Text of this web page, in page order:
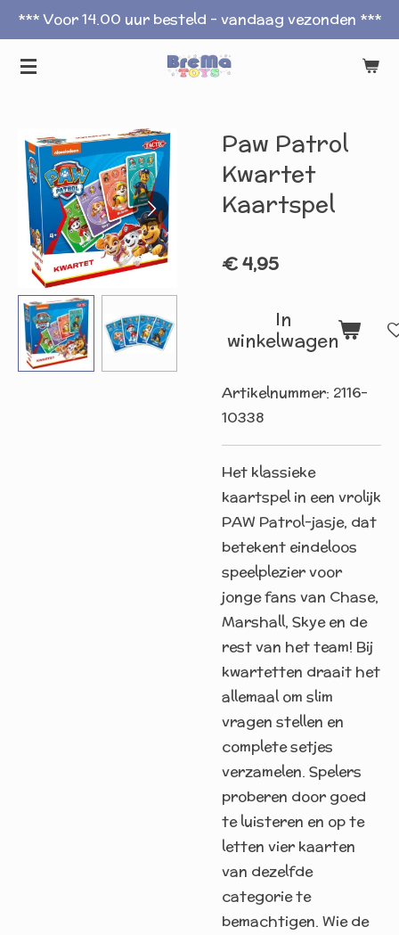
Ga
naar
*** Voor 14.00 uur besteld - vandaag vezonden ***
Paw Patrol
Kwartet
Kaartspel
€ 4,95
In
winkelwagen
Artikelnummer: 2116-
10338
Het klassieke
kaartspel in een vrolijk
PAW Patrol-jasje, dat
betekent eindeloos
speelplezier voor
jonge fans van Chase,
Marshall, Skye en de
rest van het team! Bij
kwartetten draait het
allemaal om slim
vragen stellen en
complete setjes
verzamelen. Spelers
proberen door goed
te luisteren en op te
letten vier kaarten
van dezelfde
categorie te
bemachtigen. Wie de